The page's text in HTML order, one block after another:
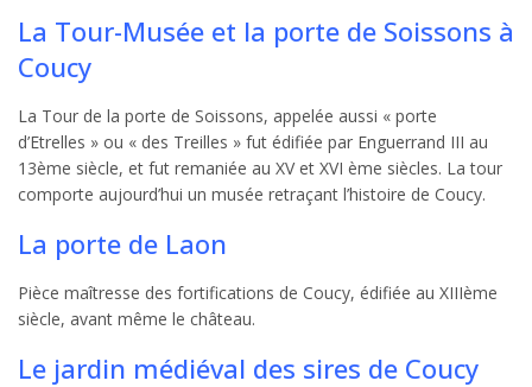
La Tour-Musée et la porte de Soissons à
Coucy
La Tour de la porte de Soissons, appelée aussi « porte
d’Etrelles » ou « des Treilles » fut édifiée par Enguerrand III au
13ème siècle, et fut remaniée au XV et XVI ème siècles. La tour
comporte aujourd’hui un musée retraçant l’histoire de Coucy.
La porte de Laon
Pièce maîtresse des fortifications de Coucy, édifiée au XIIIème
siècle, avant même le château.
Le jardin médiéval des sires de Coucy